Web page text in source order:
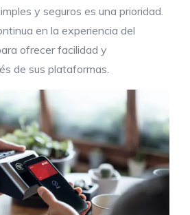
y seguros es una prioridad.
en la experiencia del
ofrecer facilidad y
de sus plataformas.